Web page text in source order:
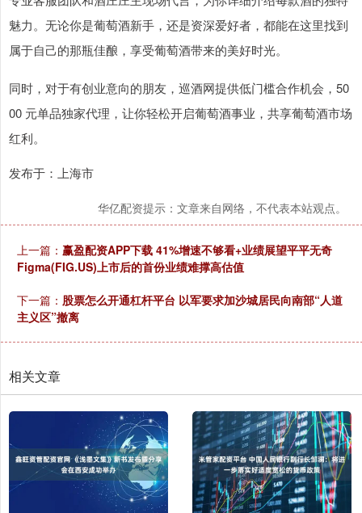
魅力。无论你是葡萄酒新手，还是资深爱好者，都能在这里找到
属于自己的那瓶佳酿，享受葡萄酒带来的美好时光。
同时，对于有创业意向的朋友，巡酒网提供低门槛合作机会，50
00 元单品独家代理，让你轻松开启葡萄酒事业，共享葡萄酒市场
红利。
发布于：上海市
华亿配资提示：文章来自网络，不代表本站观点。
上一篇： 赢盈配资APP下载 41%增速不够看+业绩展望平平无奇
Figma(FIG.US)上市后的首份业绩难撑高估值
下一篇： 股票怎么开通杠杆平台 以军要求加沙城居民向南部“人道
主义区”撤离
相关文章